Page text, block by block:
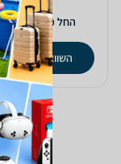
החל מ-350
₪
השוואת מחירים